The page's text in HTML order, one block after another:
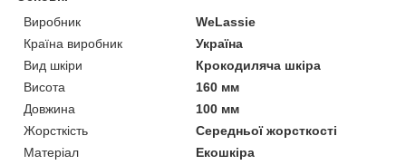
Виробник
WeLassie
Країна виробник
Україна
Вид шкіри
Крокодиляча шкіра
Висота
160 мм
Довжина
100 мм
Жорсткість
Середньої жорсткості
Матеріал
Екошкіра